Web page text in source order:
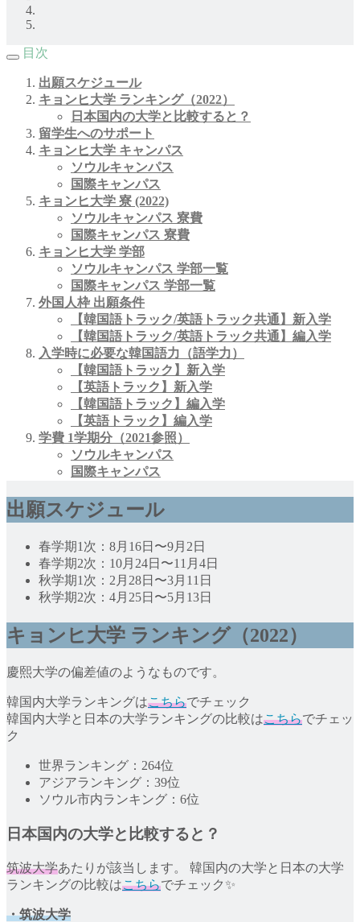
目次
出願スケジュール
キョンヒ大学 ランキング（2022）
日本国内の大学と比較すると？
留学生へのサポート
キョンヒ大学 キャンパス
ソウルキャンパス
国際キャンパス
キョンヒ大学 寮 (2022)
ソウルキャンパス 寮費
国際キャンパス 寮費
キョンヒ大学 学部
ソウルキャンパス 学部一覧
国際キャンパス 学部一覧
外国人枠 出願条件
【韓国語トラック/英語トラック共通】新入学
【韓国語トラック/英語トラック共通】編入学
入学時に必要な韓国語力（語学力）
【韓国語トラック】新入学
【英語トラック】新入学
【韓国語トラック】編入学
【英語トラック】編入学
学費 1学期分 （2021参照）
ソウルキャンパス
国際キャンパス
出願スケジュール
春学期1次：8月16日〜9月2日
春学期2次：10月24日〜11月4日
秋学期1次：2月28日〜3月11日
秋学期2次：4月25日〜5月13日
キョンヒ大学 ランキング（2022）
慶熙大学の偏差値のようなものです。
韓国内大学ランキングはこちらでチェック
韓国内大学と日本の大学ランキングの比較はこちらでチェッ
ク
世界ランキング：264位
アジアランキング：39位
ソウル市内ランキング：6位
日本国内の大学と比較すると？
筑波大学あたりが該当します。 韓国内の大学と日本の大学
ランキングの比較はこちらでチェック✨
・筑波大学